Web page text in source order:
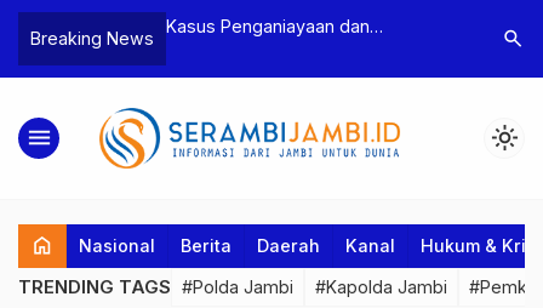
Breaking News
Bea Cukai
Pelaku beserta
dan 146 Gram
Kasus Penganiayaan dan
Tebo Tetapkan Dua Tersangka
Polres
Dua
search
menu light_mode
home Nasional Berita Daerah Kanal Hukum &
TRENDING TAGS #Polda Jambi #Kapolda Jambi